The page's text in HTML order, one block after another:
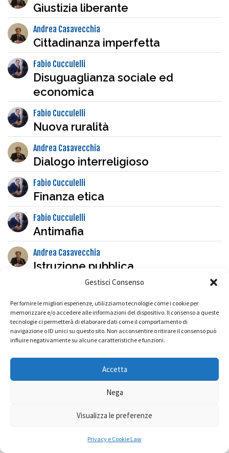
Gestisci Consenso
Per fornire le migliori esperienze, utilizziamo tecnologie come i cookie per
memorizzare e/o accedere alle informazioni del dispositivo. Il consenso a queste
tecnologie ci permetterà di elaborare dati come il comportamento di
navigazione o ID unici su questo sito. Non acconsentire o ritirare il consenso può
influire negativamente su alcune caratteristiche e funzioni.
Accetta
Nega
Visualizza le preferenze
Privacy e Cookie Law
Giustizia liberante
Andrea Casavecchia
Cittadinanza imperfetta
Fabio Cucculelli
Disuguaglianza sociale ed
economica
Fabio Cucculelli
Nuova ruralità
Andrea Casavecchia
Dialogo interreligioso
Fabio Cucculelli
Finanza etica
Fabio Cucculelli
Antimafia
Andrea Casavecchia
Istruzione pubblica
Populismo
Andrea Casavecchia
Generatività sociale
Fabio Cucculelli
Economia civile, sociale, solidale
Lavoratori della conoscenza